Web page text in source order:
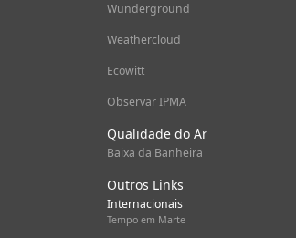
Wunderground
Weathercloud
Ecowitt
Observar IPMA
Qualidade do Ar
Baixa da Banheira
Outros Links
Internacionais
Tempo em Marte